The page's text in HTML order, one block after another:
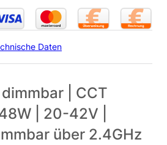
Daten
| CCT
| 20-42V |
über 2.4GHz